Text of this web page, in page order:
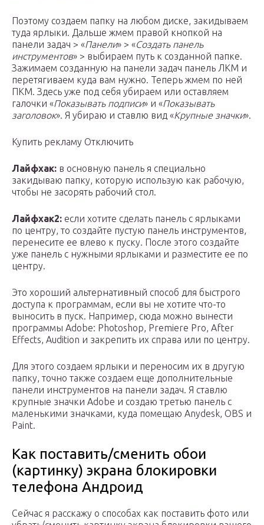
Поэтому создаем папку на любом диске, закидываем
туда ярлыки. Дальше жмем правой кнопкой на
панели задач > «Панели» > «Создать панель
инструментов» > выбираем путь к созданной папке.
Зажимаем созданную на панели задач панель ЛКМ и
перетягиваем куда вам нужно. Теперь жмем по ней
ПКМ. Здесь уже под себя убираем или оставляем
галочки «Показывать подписи» и «Показывать
заголовок». Я убираю и ставлю вид «Крупные значки».
Купить рекламу Отключить
Лайфхак: в основную панель я специально
закидываю папку, которую использую как рабочую,
чтобы не засорять рабочий стол.
Лайфхак2: если хотите сделать панель с ярлыками
по центру, то создайте пустую панель инструментов,
перенесите ее влево к пуску. После этого создайте
уже панель с нужными ярлыками и разместите ее по
центру.
Это хороший альтернативный способ для быстрого
доступа к программам, если вы не хотите что-то
выносить в пуск. Например, сюда можно вынести
программы Adobe: Photoshop, Premiere Pro, After
Effects, Audition и закрепить их справа или по центру.
Для этого создаем ярлыки и переносим их в другую
папку, точно также создаем еще дополнительные
панели инструментов на панели задач. Я ставлю
крупные значки Adobe и создаю третью панель с
маленькими значками, куда помещаю Anydesk, OBS и
Paint.
Как поставить/сменить обои
(картинку) экрана блокировки
телефона Андроид
Сейчас я расскажу о способах как поставить фото или